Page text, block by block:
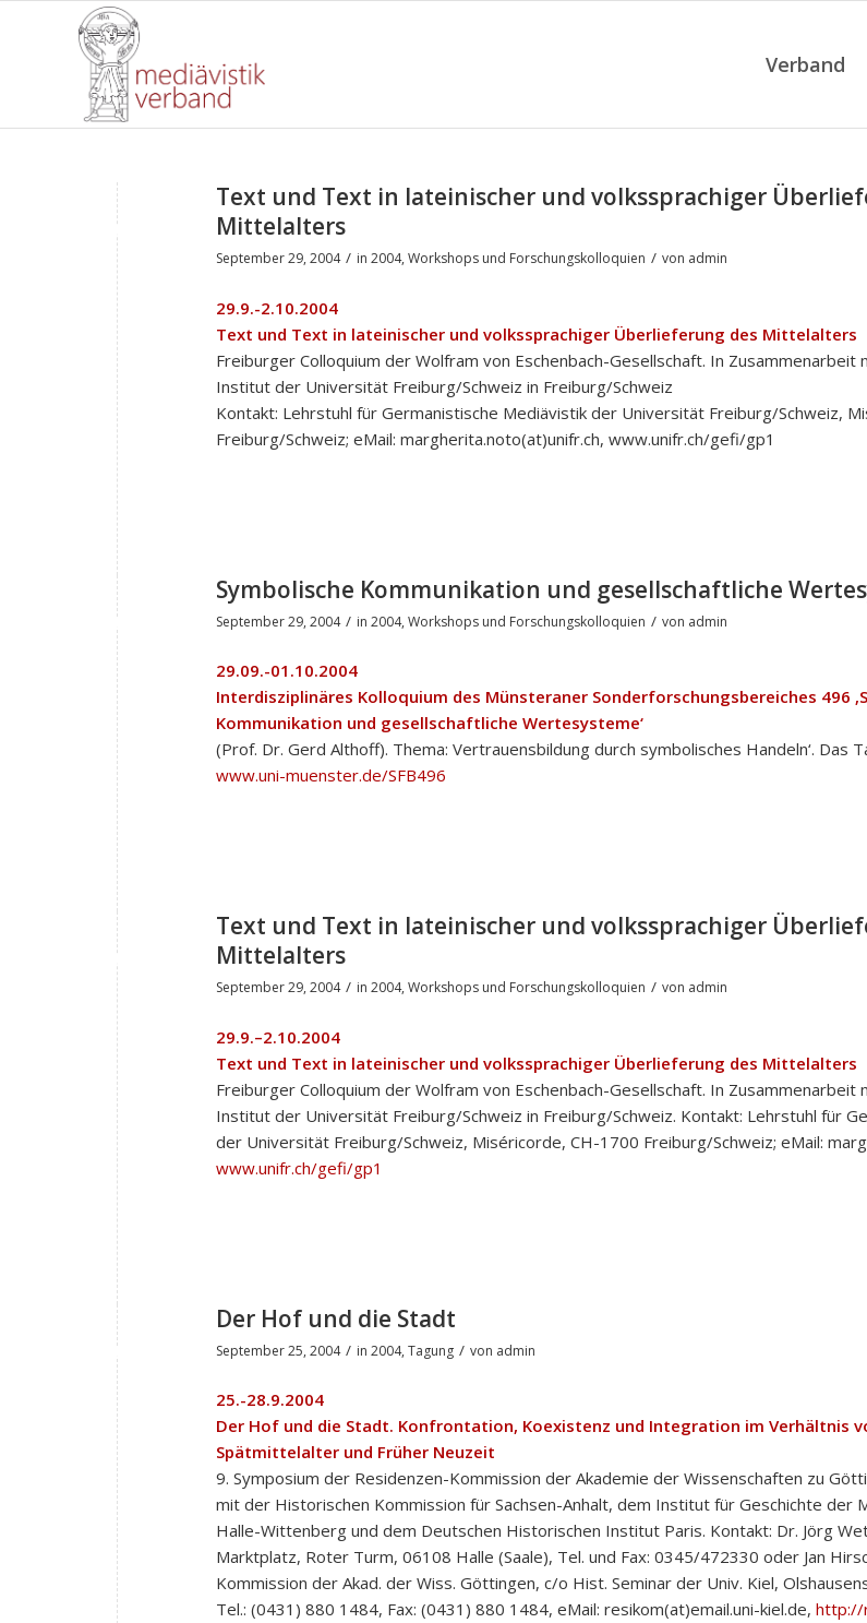
Verband
Text und Text in lateinischer und volkssprachiger
Mittelalters
September 29, 2004 / in 2004,Workshops und Forschungskolloquien / von admin
29.9.-2.10.2004
Text und Text in lateinischer und volkssprachiger Überlieferung des Mittelalters
Freiburger Colloquium der Wolfram von Eschenbach-Gesellschaft. In Zusammenarbeit
Institut der Universität Freiburg/Schweiz in Freiburg/Schweiz
Kontakt: Lehrstuhl für Germanistische Mediävistik der Universität Freiburg/Schweiz,
Freiburg/Schweiz; eMail: margherita.noto(at)unifr.ch, www.unifr.ch/gefi/gp1
Symbolische Kommunikation und gesellschaftliche
September 29, 2004 / in 2004,Workshops und Forschungskolloquien / von admin
29.09.-01.10.2004
Interdisziplinäres Kolloquium des Münsteraner Sonderforschungsbereiches 496
Kommunikation und gesellschaftliche Wertesysteme‘
(Prof. Dr. Gerd Althoff). Thema: Vertrauensbildung durch symbolisches Handeln‘. Das
www.uni-muenster.de/SFB496
Text und Text in lateinischer und volkssprachiger
Mittelalters
September 29, 2004 / in 2004,Workshops und Forschungskolloquien / von admin
29.9.–2.10.2004
Text und Text in lateinischer und volkssprachiger Überlieferung des Mittelalters
Freiburger Colloquium der Wolfram von Eschenbach-Gesellschaft. In Zusammenarbeit
Institut der Universität Freiburg/Schweiz in Freiburg/Schweiz. Kontakt: Lehrstuhl für
der Universität Freiburg/Schweiz, Miséricorde, CH-1700 Freiburg/Schweiz; eMail:
www.unifr.ch/gefi/gp1
Der Hof und die Stadt
September 25, 2004 / in 2004,Tagung / von admin
25.-28.9.2004
Der Hof und die Stadt. Konfrontation, Koexistenz und Integration im Verhältnis
Spätmittelalter und Früher Neuzeit
9. Symposium der Residenzen-Kommission der Akademie der Wissenschaften zu
mit der Historischen Kommission für Sachsen-Anhalt, dem Institut für Geschichte der
Halle-Wittenberg und dem Deutschen Historischen Institut Paris. Kontakt: Dr. Jörg
Marktplatz, Roter Turm, 06108 Halle (Saale), Tel. und Fax: 0345/472330 oder Jan
Kommission der Akad. der Wiss. Göttingen, c/o Hist. Seminar der Univ. Kiel,
Tel.: (0431) 880 1484, Fax: (0431) 880 1484, eMail: resikom(at)email.uni-kiel.de, http://